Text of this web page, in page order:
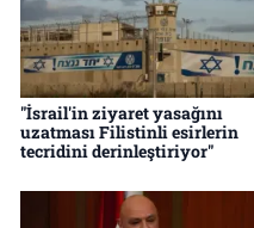
"İsrail'in ziyaret yasağını
uzatması Filistinli esirlerin
tecridini derinleştiriyor"